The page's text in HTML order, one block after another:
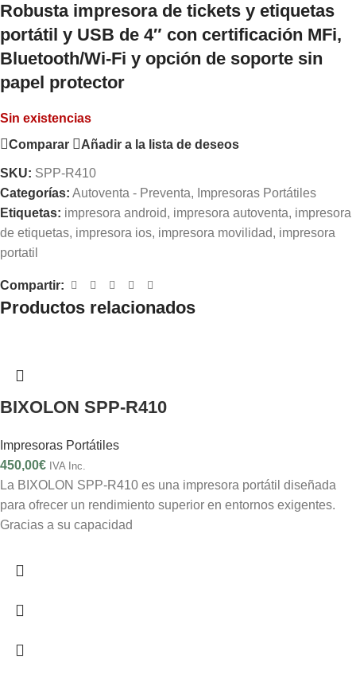
Robusta impresora de tickets y etiquetas
portátil y USB de 4″ con certificación MFi,
Bluetooth/Wi-Fi y opción de soporte sin
papel protector
Sin existencias
Comparar
Añadir a la lista de deseos
SKU: SPP-R410
Categorías: Autoventa - Preventa, Impresoras Portátiles
Etiquetas: impresora android, impresora autoventa, impresora
de etiquetas, impresora ios, impresora movilidad, impresora
portatil
Compartir:
Productos relacionados
BIXOLON SPP-R410
Impresoras Portátiles
450,00€ IVA Inc.
La BIXOLON SPP-R410 es una impresora portátil diseñada
para ofrecer un rendimiento superior en entornos exigentes.
Gracias a su capacidad